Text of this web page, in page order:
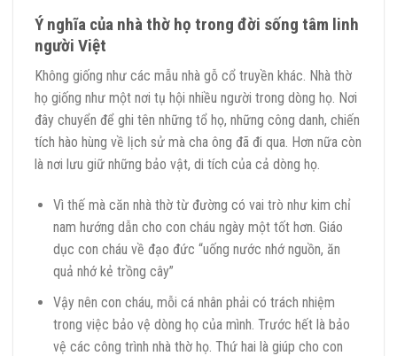
Ý nghĩa của nhà thờ họ trong đời sống tâm linh
người Việt
Không giống như các mẫu nhà gỗ cổ truyền khác. Nhà thờ
họ giống như một nơi tụ hội nhiều người trong dòng họ. Nơi
đây chuyển để ghi tên những tổ họ, những công danh, chiến
tích hào hùng về lịch sử mà cha ông đã đi qua. Hơn nữa còn
là nơi lưu giữ những bảo vật, di tích của cả dòng họ.
Vì thế mà căn nhà thờ từ đường có vai trò như kim chỉ
nam hướng dẫn cho con cháu ngày một tốt hơn. Giáo
dục con cháu về đạo đức “uống nước nhớ nguồn, ăn
quả nhớ kẻ trồng cây”
Vậy nên con cháu, mỗi cá nhân phải có trách nhiệm
trong việc bảo vệ dòng họ của mình. Trước hết là bảo
vệ các công trình nhà thờ họ. Thứ hai là giúp cho con